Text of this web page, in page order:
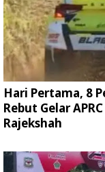
Hari Pertama, 8
Rebut Gelar
Rajekshah